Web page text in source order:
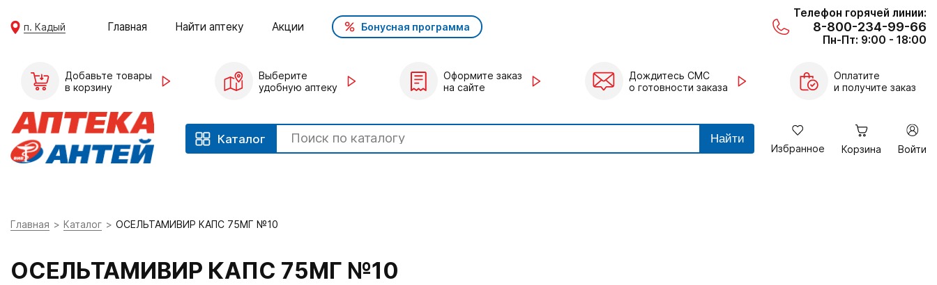
п. Кадый Главная Найти аптеку Акции Бонусная программа
Телефон горячей линии:
8-800-234-99-66
Пн-Пт: 9:00 - 18:00
Добавьте товары
в корзину
Выберите
удобную аптеку
Оформите заказ
на сайте
Дождитесь СМС
о готовности заказа
Оплатите
и получите заказ
Каталог Найти
Избранное Корзина Войти
Главная Каталог ОСЕЛЬТАМИВИР КАПС 75МГ №10
ОСЕЛЬТАМИВИР КАПС 75МГ №10